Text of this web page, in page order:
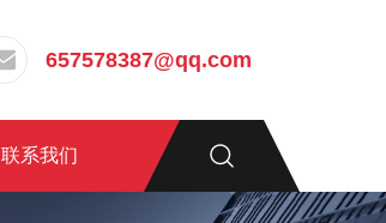
657578387@qq.com
联系我们